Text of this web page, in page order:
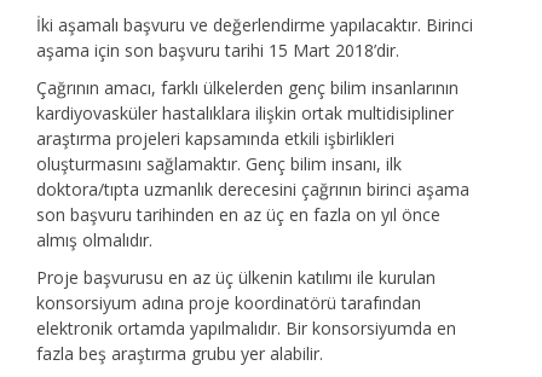
İki aşamalı başvuru ve değerlendirme yapılacaktır. Birinci
aşama için son başvuru tarihi 15 Mart 2018’dir.
Çağrının amacı, farklı ülkelerden genç bilim insanlarının
kardiyovasküler hastalıklara ilişkin ortak multidisipliner
araştırma projeleri kapsamında etkili işbirlikleri
oluşturmasını sağlamaktır. Genç bilim insanı, ilk
doktora/tıpta uzmanlık derecesini çağrının birinci aşama
son başvuru tarihinden en az üç en fazla on yıl önce
almış olmalıdır.
Proje başvurusu en az üç ülkenin katılımı ile kurulan
konsorsiyum adına proje koordinatörü tarafından
elektronik ortamda yapılmalıdır. Bir konsorsiyumda en
fazla beş araştırma grubu yer alabilir.